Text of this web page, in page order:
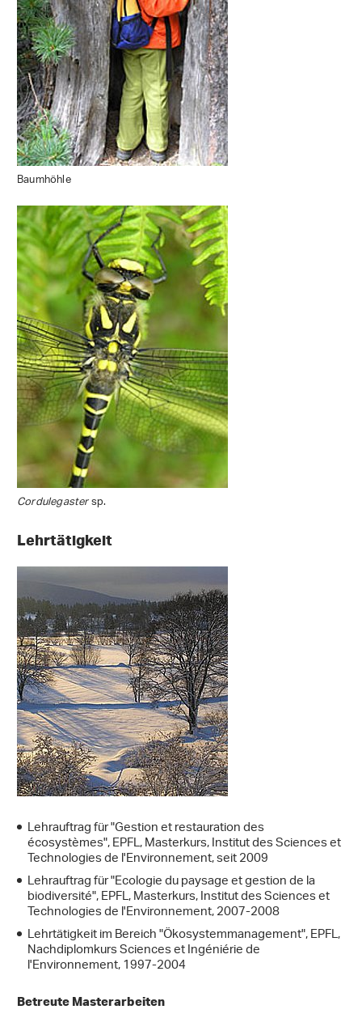
Baumhöhle
Cordulegastersp.
Lehrtätigkeit
Lehrauftrag für "Gestion et restauration des
écosystèmes", EPFL, Masterkurs, Institut des Sciences et
Technologies de l'Environnement, seit 2009
Lehrauftrag für "Ecologie du paysage et gestion de la
biodiversité", EPFL, Masterkurs, Institut des Sciences et
Technologies de l'Environnement, 2007-2008
Lehrtätigkeit im Bereich "Ökosystemmanagement", EPFL,
Nachdiplomkurs Sciences et Ingéniérie de
l'Environnement, 1997-2004
Betreute Masterarbeiten